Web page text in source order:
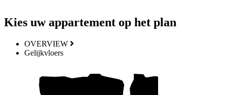
Kies uw appartement op het plan
OVERVIEW
Gelijkvloers